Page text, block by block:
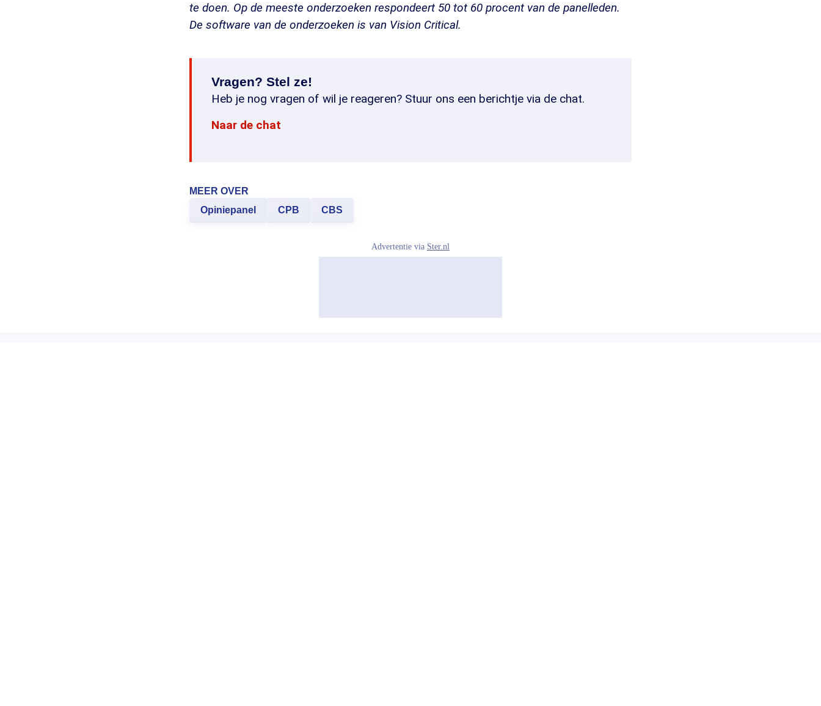
te doen. Op de meeste onderzoeken respondeert 50 tot 60 procent van de panelleden.
De software van de onderzoeken is van Vision Critical.
Vragen? Stel ze!
Heb je nog vragen of wil je reageren? Stuur ons een berichtje via de chat.
Naar de chat
MEER OVER
Opiniepanel
CPB CBS
Advertentie via Ster.nl